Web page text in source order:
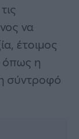
να
έτοιμος
όπως η
σύντροφό